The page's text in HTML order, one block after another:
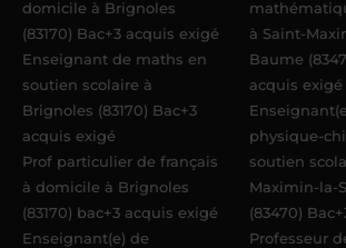
domicile à Brignoles
(83170) Bac+3 acquis exigé
Enseignant de maths en
soutien scolaire à
Brignoles (83170) Bac+3
acquis exigé
Prof particulier de français
à domicile à Brignoles
(83170) bac+3 acquis exigé
Enseignant(e) de
à Saint-
Baume
acquis exigé
physique-
soutien
Maximin-la-
(83470)
Professeur